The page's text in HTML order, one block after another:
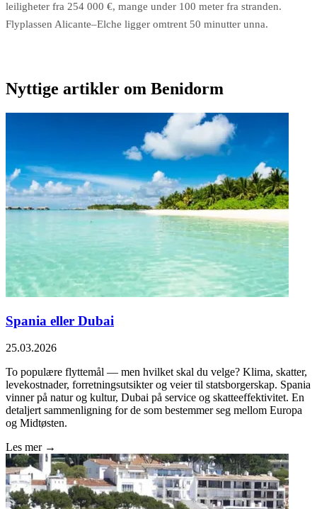
leiligheter fra 254 000 €, mange under 100 meter fra stranden.
Flyplassen Alicante–Elche ligger omtrent 50 minutter unna.
Nyttige artikler om Benidorm
Spania eller Dubai
25.03.2026
To populære flyttemål — men hvilket skal du velge? Klima, skatter,
levekostnader, forretningsutsikter og veier til statsborgerskap. Spania
vinner på natur og kultur, Dubai på service og skatteeffektivitet. En
detaljert sammenligning for de som bestemmer seg mellom Europa
og Midtøsten.
Les mer →